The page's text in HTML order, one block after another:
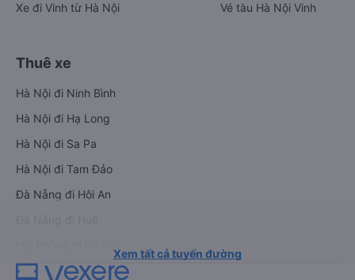
Xe đi Vinh từ Hà Nội
Vé tàu Hà Nội Vinh
Thuê xe
Hà Nội đi Ninh Bình
Hà Nội đi Hạ Long
Hà Nội đi Sa Pa
Hà Nội đi Tam Đảo
Đà Nẵng đi Hội An
Xem tất cả tuyến đường